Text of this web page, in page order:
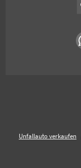
Unfallauto verkaufen